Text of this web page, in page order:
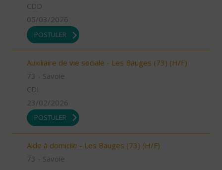
CDD
05/03/2026
POSTULER
Auxiliaire de vie sociale - Les Bauges (73) (H/F)
73 - Savoie
CDI
23/02/2026
POSTULER
Aide à domicile - Les Bauges (73) (H/F)
73 - Savoie